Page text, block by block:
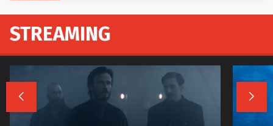
STREAMING
 